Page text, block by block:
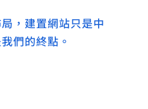
，建置網站只是中
們的終點。